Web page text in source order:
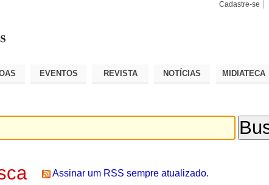
Cadastre-se
EVENTOS REVISTA NOTÍCIAS MIDIATECA
Assinar um RSS sempre atualizado.